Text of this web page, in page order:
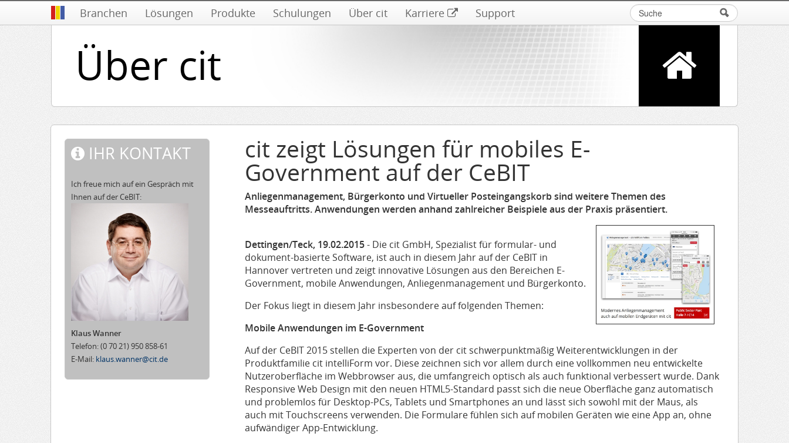
Branchen Lösungen Produkte Schulungen Über cit Karriere Support Suchformular
Suche
Über cit
IHR KONTAKT
Ich freue mich auf ein Gespräch mit
Ihnen auf der CeBIT:
Klaus Wanner
Telefon:(0 70 21) 950 858-61
E-Mail: klaus.wanner@cit.de
cit zeigt Lösungen für mobiles E-
Government auf der CeBIT
Anliegenmanagement, Bürgerkonto und Virtueller Posteingangskorb sind weitere Themen des
Messeauftritts. Anwendungen werden anhand zahlreicher Beispiele aus der Praxis präsentiert.
Dettingen/Teck, 19.02.2015- Die cit GmbH, Spezialist für formular- und
dokument-basierte Software, ist auch in diesem Jahr auf der CeBIT in
Hannover vertreten und zeigt innovative Lösungen aus den Bereichen E-
Government, mobile Anwendungen, Anliegenmanagement und Bürgerkonto.
Der Fokus liegt in diesem Jahr insbesondere auf folgenden Themen:
Mobile Anwendungen im E-Government
Auf der CeBIT 2015 stellen die Experten von der cit schwerpunktmäßig Weiterentwicklungen in der
Produktfamilie cit intelliForm vor. Diese zeichnen sich vor allem durch eine vollkommen neu entwickelte
Nutzeroberfläche im Webbrowser aus, die umfangreich optisch als auch funktional verbessert wurde. Dank
Responsive Web Design mit den neuen HTML5-Standard passt sich die neue Oberfläche ganz automatisch
und problemlos für Desktop-PCs, Tablets und Smartphones an und lässt sich sowohl mit der Maus, als
auch mit Touchscreens verwenden. Die Formulare fühlen sich auf mobilen Geräten wie eine App an, ohne
aufwändiger App-Entwicklung.